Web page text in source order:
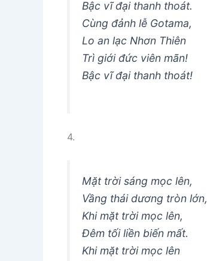
Bậc vĩ đại thanh thoát.
Cùng đảnh lễ Gotama,
Lo an lạc Nhơn Thiên
Trì giới đức viên mãn!
Bậc vĩ đại thanh thoát!
4.
Mặt trời sáng mọc lên,
Vầng thái dương tròn lớn,
Khi mặt trời mọc lên,
Ðêm tối liền biến mất.
Khi mặt trời mọc lên